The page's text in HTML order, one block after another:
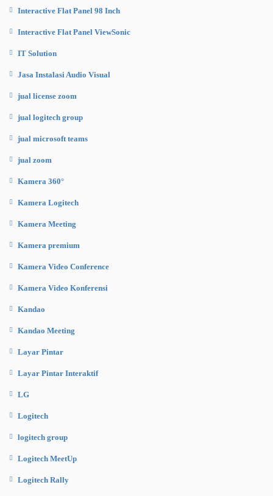
Interactive Flat Panel 98 Inch
Interactive Flat Panel ViewSonic
IT Solution
Jasa Instalasi Audio Visual
jual license zoom
jual logitech group
jual microsoft teams
jual zoom
Kamera 360°
Kamera Logitech
Kamera Meeting
Kamera premium
Kamera Video Conference
Kamera Video Konferensi
Kandao
Kandao Meeting
Layar Pintar
Layar Pintar Interaktif
LG
Logitech
logitech group
Logitech MeetUp
Logitech Rally